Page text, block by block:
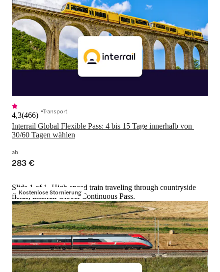
Interrail Global Flexible Pass: 4 bis 15 Tage innerhalb von
30/60 Tagen wählen
4,3(466) Transport
ab
283 €
Kostenlose Stornierung
Slide 1 of 1, High-speed train traveling through countryside
fields, Interrail Global Continuous Pass.